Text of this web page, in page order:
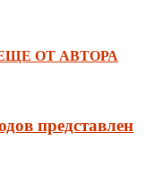
ОТ АВТОРА
представлен